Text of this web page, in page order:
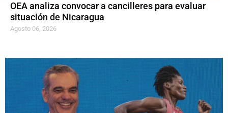
OEA analiza convocar a cancilleres para evaluar
situación de Nicaragua
Agosto 06, 2026